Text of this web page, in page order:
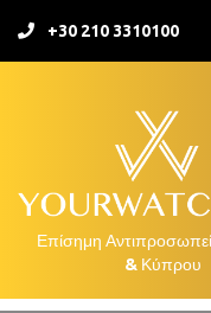
+30 210 3310100